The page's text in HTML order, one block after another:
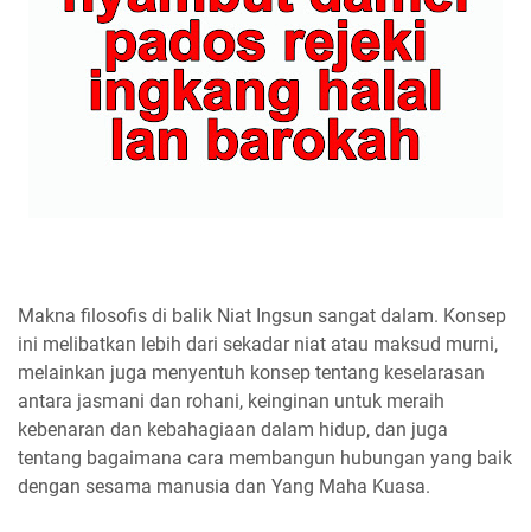
Makna filosofis di balik Niat Ingsun sangat dalam. Konsep
ini melibatkan lebih dari sekadar niat atau maksud murni,
melainkan juga menyentuh konsep tentang keselarasan
antara jasmani dan rohani, keinginan untuk meraih
kebenaran dan kebahagiaan dalam hidup, dan juga
tentang bagaimana cara membangun hubungan yang baik
dengan sesama manusia dan Yang Maha Kuasa.